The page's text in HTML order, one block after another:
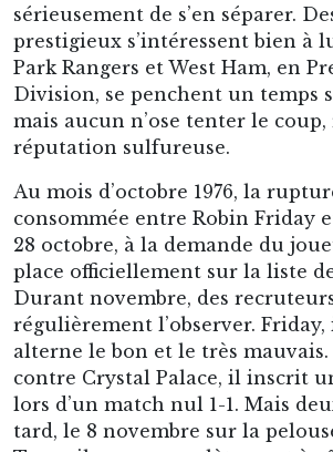
28 octobre, à la demande du
place officiellement sur la liste
Durant novembre, des
régulièrement l’observer. Friday,
alterne le bon et le très mauvais.
contre Crystal Palace, il inscrit
tard, le 8 novembre sur la
Town, il passe complètement à
match, muselé du début à la fin.
même remplacé en cours de jeu
lui. Une demi-douzaine de
en tribune quitte alors le stade,
le génie de Friday s’accompagne
irrégularité chronique. Hors de
lourde défaite 0-4 de Reading ce
pète les plombs d’une manière